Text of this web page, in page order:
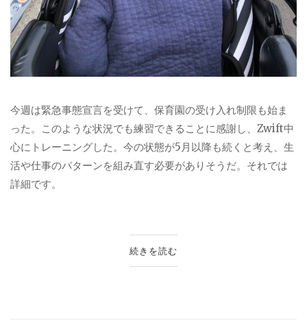
今週は緊急事態宣言を受けて、保育園の受け入れ制限も始ま
った。このような状況でも練習できることに感謝し、Zwift中
心にトレーニングした。今の状態が5月以降も続くと考え、生
活や仕事のパターンを組み直す必要がありそうだ。それでは
詳細です。
続きを読む